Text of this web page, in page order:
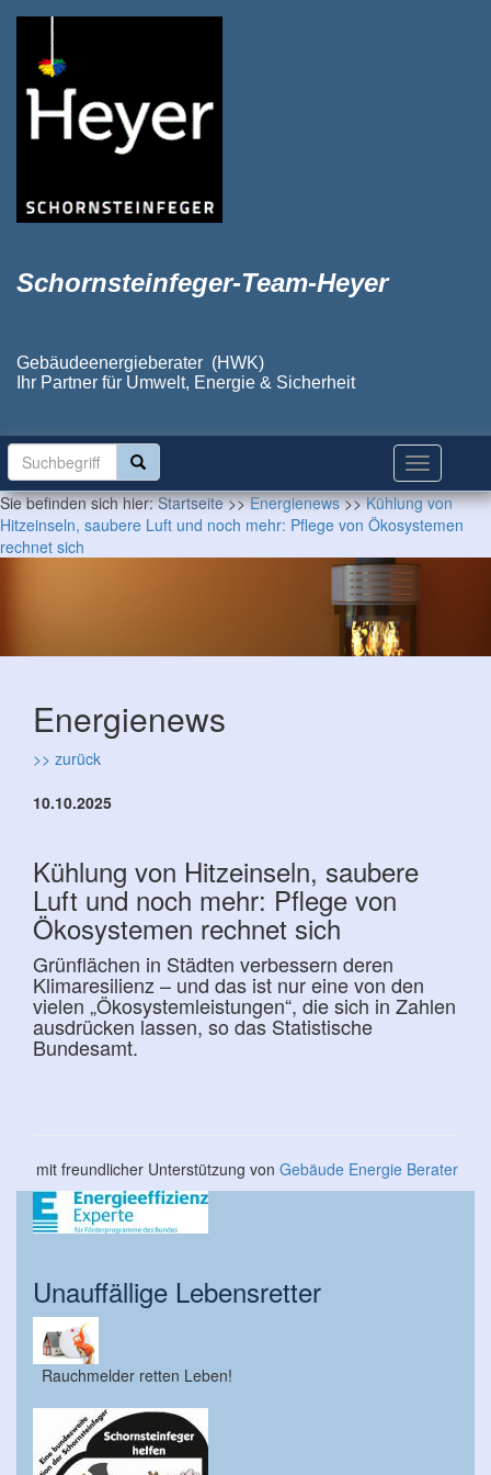
Schornsteinfeger-Team-Heyer
Gebäudeenergieberater (HWK)
Ihr Partner für Umwelt, Energie & Sicherheit
Sie befinden sich hier:Startseite>>Energienews>>Kühlung von
Hitzeinseln, saubere Luft und noch mehr: Pflege von Ökosystemen
rechnet sich
Energienews
>> zurück
10.10.2025
Kühlung von Hitzeinseln, saubere
Luft und noch mehr: Pflege von
Ökosystemen rechnet sich
Grünflächen in Städten verbessern deren
Klimaresilienz – und das ist nur eine von den
vielen „Ökosystemleistungen“, die sich in Zahlen
ausdrücken lassen, so das Statistische
Bundesamt.
mit freundlicher Unterstützung von Gebäude Energie Berater
Unauffällige Lebensretter
Rauchmelder retten Leben!